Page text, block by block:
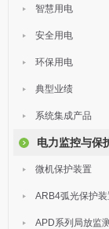
智慧用电
安全用电
环保用电
典型业绩
系统集成产品
电力监控与保
微机保护装置
ARB4弧光保护装